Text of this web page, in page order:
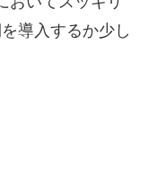
導入するか少し